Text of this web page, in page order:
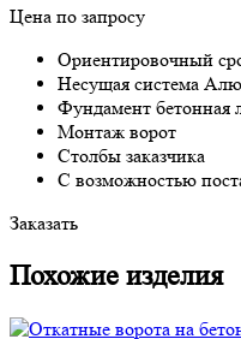
Цена по запросу
Ориентировочный
Несущая система
Фундамент бетонная
Монтаж ворот
Столбы заказчика
С возможностью
Заказать
Похожие изделия